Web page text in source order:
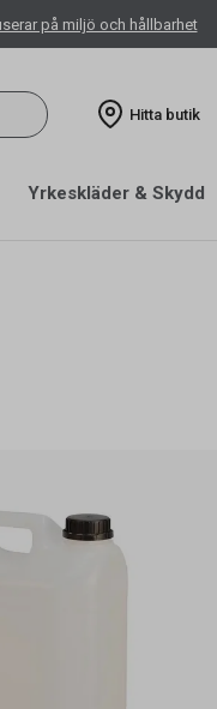
på miljö och hållbarhet
Hitta butik
Yrkeskläder & Skydd